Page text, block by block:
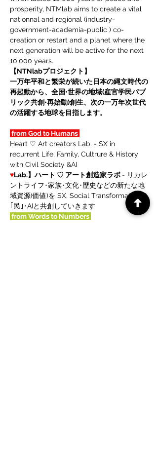
prosperity, NTMlab aims to create a vital
nationnal and regional (industry-
government-academia-public ) co-
creation or restart and a planet where the
next generation will be active for the next
10,000 years.
【NTNlabプロジェクト】
一万年平和と繁栄が続いた日本の縄文時代の
再起動から、 全国•世界の地域(産官学民パブ
リック共創•再始動)創生、 次の一万年次世代
の活躍する地球を目指します。
from God to Humans
Heart ♡ Art creators Lab. - SX in
recurrent Life, Family, Cultrure & History
with Civil Society &AI
♥Lab.】ハート ♡ アート創造家ラボ - リカレ
ントライフ･家族･文化･歴史などの新たな地
域資源(価値)を SX, Social Transformationで
｢民｣･AIと共創していきます
from Words to Numbers